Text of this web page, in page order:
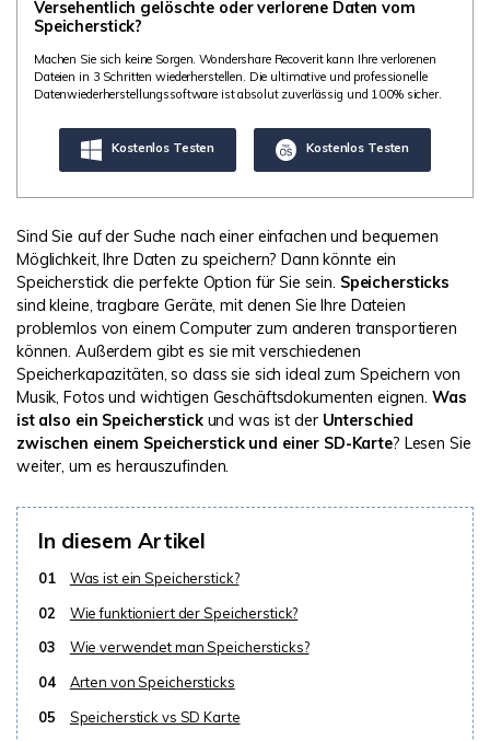
Unbegrenzte Daten vom Mac-System
wiederherstellen
Kostenlos Testen
wiederherstellen
Kostenlos Testen
Weitere Produkte
Repairit - Datenreparatur
UBackit - Datensicherung
Datenverlust-Szenarien
ALLE FUNKTIONEN ENTDECKEN
Aktuelles Thema
Sign In
search
Versehentlich gelöschte oder verlorene Daten vom
Speicherstick?
Machen Sie sich keine Sorgen. Wondershare Recoverit kann Ihre verlorenen
Dateien in 3 Schritten wiederherstellen. Die ultimative und professionelle
Datenwiederherstellungssoftware ist absolut zuverlässig und 100% sicher.
Kostenlos Testen Kostenlos Testen
Sind Sie auf der Suche nach einer einfachen und bequemen
Möglichkeit, Ihre Daten zu speichern? Dann könnte ein
Speicherstick die perfekte Option für Sie sein. Speichersticks
sind kleine, tragbare Geräte, mit denen Sie Ihre Dateien
problemlos von einem Computer zum anderen transportieren
können. Außerdem gibt es sie mit verschiedenen
Speicherkapazitäten, so dass sie sich ideal zum Speichern von
Musik, Fotos und wichtigen Geschäftsdokumenten eignen. Was
ist also ein Speicherstickund was ist der Unterschied
zwischen einem Speicherstick und einer SD-Karte? Lesen Sie
weiter, um es herauszufinden.
In diesem Artikel
01
Was ist ein Speicherstick?
02
Wie funktioniert der Speicherstick?
03
Wie verwendet man Speichersticks?
04
Arten von Speichersticks
05
Speicherstick vs SD Karte